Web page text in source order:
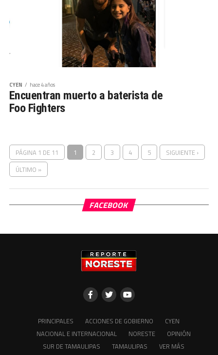
CYEN hace 4 años
Encuentran muerto a baterista de
Foo Fighters
PÁGINA 1 DE 11 1 2 3 4 5
SIGUIENTE ›
ÚLTIMO »
FACEBOOK
PRINCIPALES ACCIONES DE GOBIERNO
CYEN
NACIONAL E INTERNACIONAL
NORESTE
OPINIÓN
SUR DE TAMAULIPAS
TAMAULIPAS VER MÁS